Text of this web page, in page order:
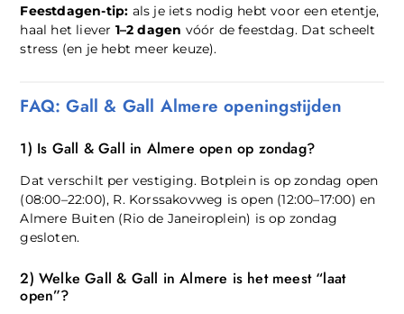
Feestdagen-tip: als je iets nodig hebt voor een etentje,
haal het liever 1–2 dagen vóór de feestdag. Dat scheelt
stress (en je hebt meer keuze).
FAQ: Gall & Gall Almere openingstijden
1) Is Gall & Gall in Almere open op zondag?
Dat verschilt per vestiging. Botplein is op zondag open
(08:00–22:00), R. Korssakovweg is open (12:00–17:00) en
Almere Buiten (Rio de Janeiroplein) is op zondag
gesloten.
2) Welke Gall & Gall in Almere is het meest “laat
open”?